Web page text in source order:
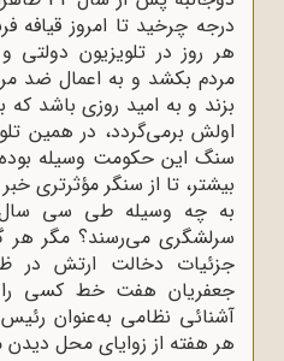
درجه چرخید تا امروز قیافه
هر روز در تلویزیون دولتی
مردم بکشد و به اعمال ضد
بزند و به امید روزی باشد
اولش برمی‌گردد، در همین
سنگ این حکومت وسیله
بیشتر، تا از سنگر مؤثرتری
به چه وسیله طی سی سال
سرلشگری می‌رسند؟ مگر هر
جزئیات دخالت ارتش در
جعفریان هفت خط کسی را
آشنائی نظامی به‌عنوان
هر هفته از زوایای محل